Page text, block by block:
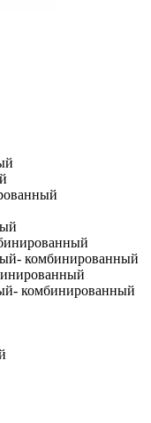
комбинированный
комбинированный